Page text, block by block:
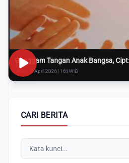
Genggam Tangan Anak Bangsa,
Rabu, 8 April 2026 | 16:i WIB
CARI BERITA